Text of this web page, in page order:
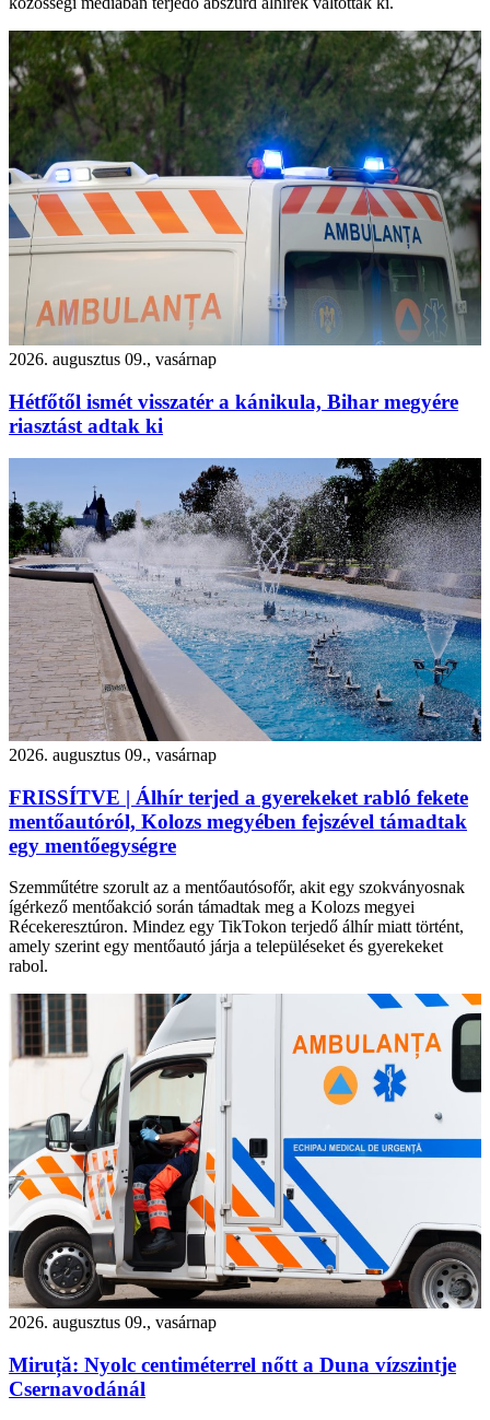
2026. augusztus 09., vasárnap
Hétfőtől ismét visszatér a kánikula, Bihar megyére
riasztást adtak ki
2026. augusztus 09., vasárnap
FRISSÍTVE | Álhír terjed a gyerekeket rabló fekete
mentőautóról, Kolozs megyében fejszével támadtak
egy mentőegységre
Szemműtétre szorult az a mentőautósofőr, akit egy szokványosnak
ígérkező mentőakció során támadtak meg a Kolozs megyei
Récekeresztúron. Mindez egy TikTokon terjedő álhír miatt történt,
amely szerint egy mentőautó járja a településeket és gyerekeket
rabol.
2026. augusztus 09., vasárnap
Miruță: Nyolc centiméterrel nőtt a Duna vízszintje
Csernavodánál